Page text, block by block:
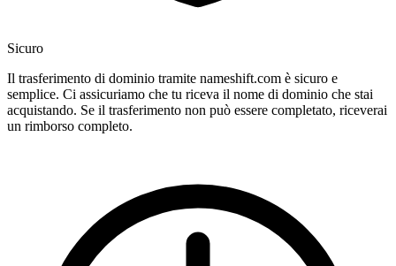
Sicuro
Il trasferimento di dominio tramite nameshift.com è sicuro e
semplice. Ci assicuriamo che tu riceva il nome di dominio che stai
acquistando. Se il trasferimento non può essere completato, riceverai
un rimborso completo.